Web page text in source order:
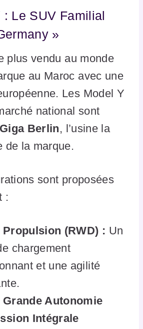
: Le SUV Familial
»
plus vendu au monde
au Maroc avec une
Les Model Y
national sont
Giga Berlin, l’usine la
de la marque.
sont proposées
:
Propulsion (RWD) : Un
chargement
et une agilité
Grande Autonomie
Intégrale